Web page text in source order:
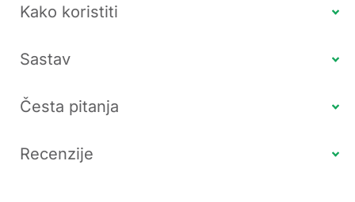
Kako koristiti
Sastav
Česta pitanja
Recenzije